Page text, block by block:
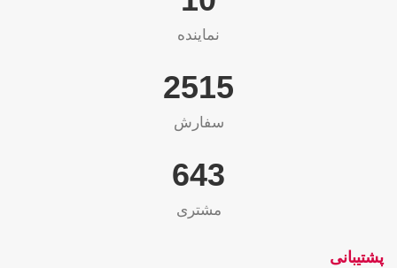
نماینده
2565
سفارش
655
مشتری
پشتیبانی